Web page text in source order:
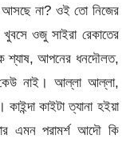
আসছে না? ওই তো নিজের
খুবসে ওজু সাইরা রেকাতের
শ্যাষ, আপনের ধনদৌলত,
নাই। আল্লা আল্লা,
কাইটা ত্যানা হইয়া
এমন পরামর্শ আদৌ কি